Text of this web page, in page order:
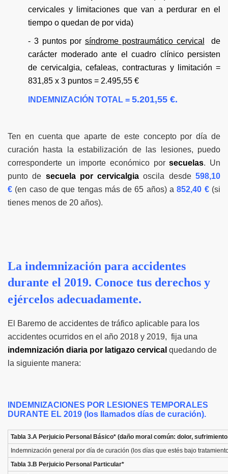
cervicales y limitaciones que van a perdurar en el
tiempo o quedan de por vida)
- 3 puntos por síndrome postraumático cervical
de
carácter moderado ante el cuadro clínico persisten
de cervicalgia, cefaleas, contracturas y limitación =
831,85 x 3 puntos = 2.495,55 €
INDEMNIZACIÓN TOTAL = 5.201,55 €.
Ten en cuenta que aparte de este concepto por día de
curación hasta la estabilización de las lesiones, puedo
corresponderte un importe económico porsecuelas. Un
punto de secuela por cervicalgia oscila desde598,10
€ (en caso de que tengas más de 65 años) a852,40 € (si
tienes menos de 20 años).
La indemnización para accidentes
durante el 2019. Conoce tus derechos y
ejércelos adecuadamente.
El Baremo de accidentes de tráfico aplicable para los
accidentes ocurridos en el año 2018 y 2019, fija una
indemnización diaria por latigazo cervical quedando de
la siguiente manera:
INDEMNIZACIONES POR LESIONES TEMPORALES
DURANTE EL 2019 (los llamados días de curación).
Tabla 3.A Perjuicio Personal Básico* (daño moral común: dolor,
Indemnización general por día de curación (los días que estés bajo
Tabla 3.B Perjuicio Personal Particular*